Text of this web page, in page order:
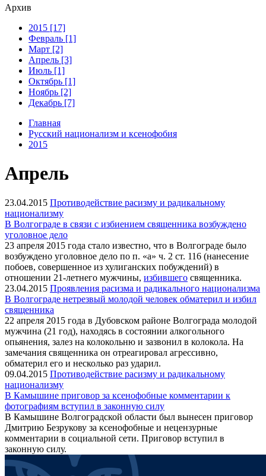
Архив
2015 [17]
Февраль [1]
Март [2]
Апрель [3]
Июль [1]
Октябрь [1]
Ноябрь [2]
Декабрь [7]
Главная
Русский национализм и ксенофобия
2015
Апрель
23.04.2015 Противодействие расизму и радикальному
национализму
В Волгограде в связи с избиением священника возбуждено
уголовное дело
23 апреля 2015 года стало известно, что в Волгограде было
возбуждено уголовное дело по п. «а» ч. 2 ст. 116 (нанесение
побоев, совершенное из хулиганских побуждений) в
отношении 21-летнего мужчины, избившего священника.
23.04.2015 Проявления расизма и радикального национализма
В Волгограде нетрезвый молодой человек обматерил и избил
священника
22 апреля 2015 года в Дубовском районе Волгограда молодой
мужчина (21 год), находясь в состоянии алкогольного
опьянения, залез на колокольню и зазвонил в колокола. На
замечания священника он отреагировал агрессивно,
обматерил его и несколько раз ударил.
09.04.2015 Противодействие расизму и радикальному
национализму
В Камышине приговор за ксенофобные комментарии к
фотографиям вступил в законную силу
В Камышине Волгоградской области был вынесен приговор
Дмитрию Безрукову за ксенофобные и нецензурные
комментарии в социальной сети. Приговор вступил в
законную силу.